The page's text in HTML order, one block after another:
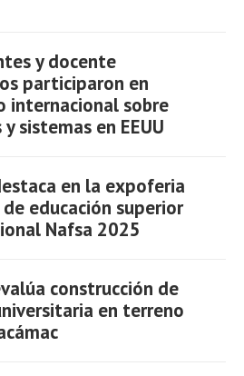
y docente
participaron en
internacional sobre
sistemas en EEUU
en la expoferia
educación superior
Nafsa 2025
construcción de
en terreno